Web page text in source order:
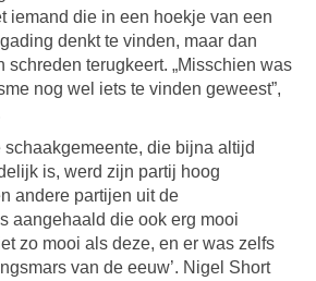
iemand die in een hoekje van een
denkt te vinden, maar dan
schreden terugkeert. „Misschien was
nog wel iets te vinden geweest”,
schaakgemeente, die bijna altijd
is, werd zijn partij hoog
andere partijen uit de
aangehaald die ook erg mooi
zo mooi als deze, en er was zelfs
van de eeuw’. Nigel Short